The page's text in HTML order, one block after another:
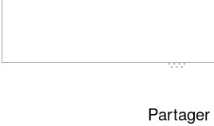
Partager